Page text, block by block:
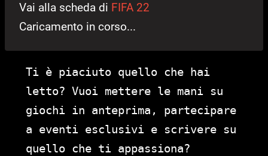
Vai alla scheda di FIFA 22
Caricamento in corso...
Ti è piaciuto quello che hai
letto? Vuoi mettere le mani su
giochi in anteprima, partecipare
a eventi esclusivi e scrivere su
quello che ti appassiona?